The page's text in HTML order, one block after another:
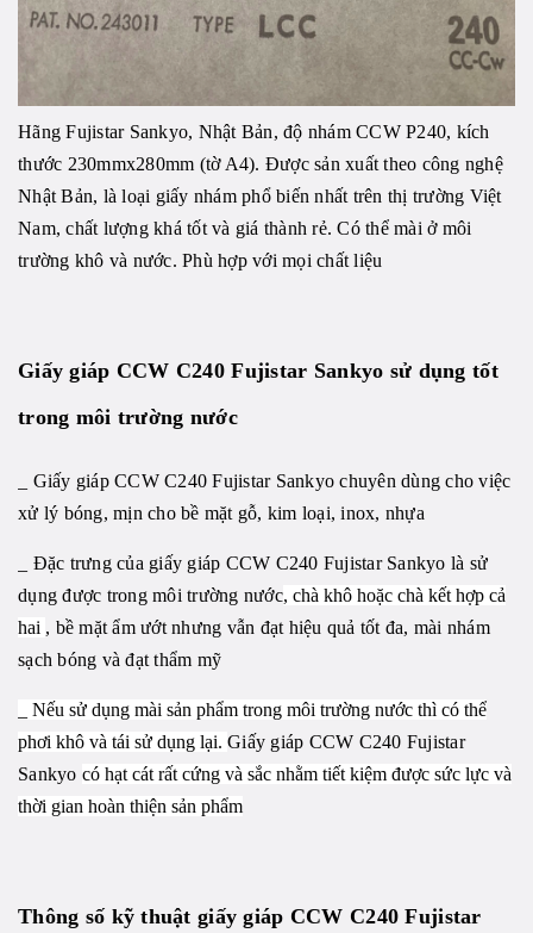
Hãng Fujistar Sankyo, Nhật Bản, độ nhám CCW P240, kích
thước 230mmx280mm (tờ A4). Được sản xuất theo công nghệ
Nhật Bản, là loại giấy nhám phổ biến nhất trên thị trường Việt
Nam, chất lượng khá tốt và giá thành rẻ. Có thể mài ở môi
trường khô và nước. Phù hợp với mọi chất liệu
Giấy giáp CCW C240 Fujistar Sankyo sử dụng tốt
trong môi trường nước
_ Giấy giáp CCW C240 Fujistar Sankyo chuyên dùng cho việc
xử lý bóng, mịn cho bề mặt gỗ, kim loại, inox, nhựa
_ Đặc trưng của giấy giáp CCW C240 Fujistar Sankyo là sử
dụng được trong môi trường nước, chà khô hoặc chà kết hợp cả
hai , bề mặt ẩm ướt nhưng vẫn đạt hiệu quả tốt đa, mài nhám
sạch bóng và đạt thẩm mỹ
_ Nếu sử dụng mài sản phẩm trong môi trường nước thì có thể
phơi khô và tái sử dụng lại. Giấy giáp CCW C240 Fujistar
Sankyo có hạt cát rất cứng và sắc nhằm tiết kiệm được sức lực và
thời gian hoàn thiện sản phẩm
Thông số kỹ thuậtgiấy giáp CCW C240 Fujistar